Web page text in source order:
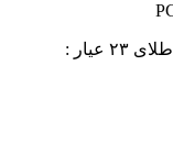
خودکار بدنه کروم ، قطعات روکش طلای ٢٣ عیار :